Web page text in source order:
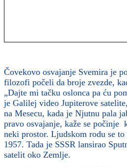
Čovekovo osvajanje Svemira je
filozofi počeli da broje zvezde,
„Dajte mi tačku oslonca pa ću
je Galilej video Jupiterove
na Mesecu, kada je Njutnu pala
pravo osvajanje, kaže se počinje
neki prostor. Ljudskom rodu se
1957. Tada je SSSR lansirao
satelit oko Zemlje.